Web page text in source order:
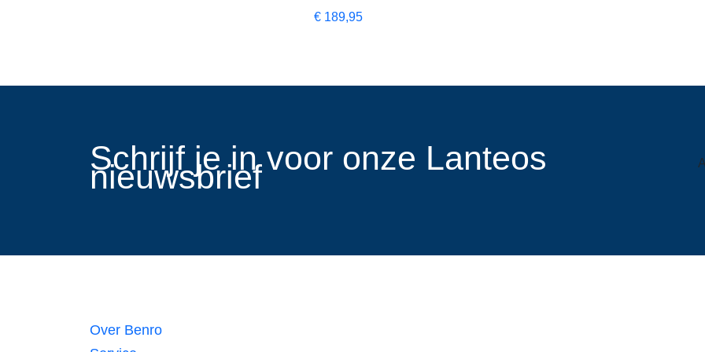
€ 189,95
​Schrijf je in voor onze Lanteos
nieuwsbrief
Over Benro